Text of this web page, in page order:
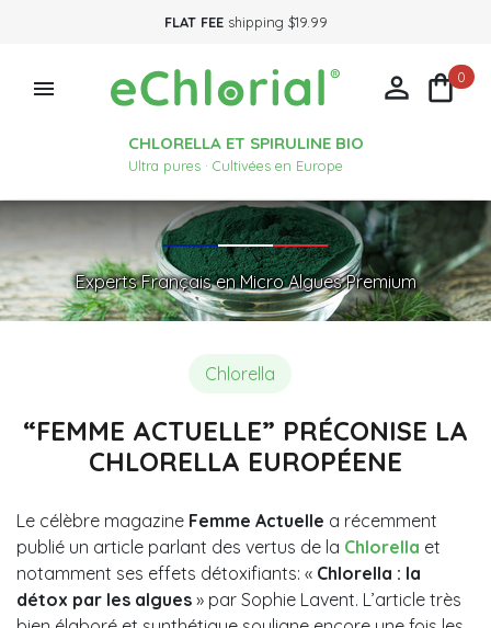
FLAT FEEshipping $19.99

CHLORELLA ET SPIRULINE BIO
Ultra pures · Cultivées en Europe
 0
Experts Français en Micro Algues Premium
Chlorella
“FEMME ACTUELLE” PRÉCONISE LA
CHLORELLA EUROPÉENE
Le célèbre magazine Femme Actuelle a récemment
publié un article parlant des vertus de la Chlorella et
notamment ses effets détoxifiants: « Chlorella : la
détox par les algues » par Sophie Lavent. L’article très